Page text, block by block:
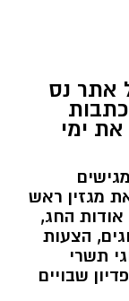
אתר נס
את ימי
מגזין ראש
החג,
הצעות
תשרי
שבויים